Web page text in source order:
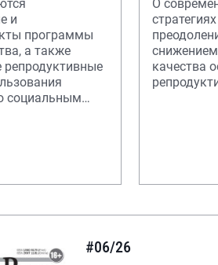
и
программы
а также
социальным
О
качества
#06/26